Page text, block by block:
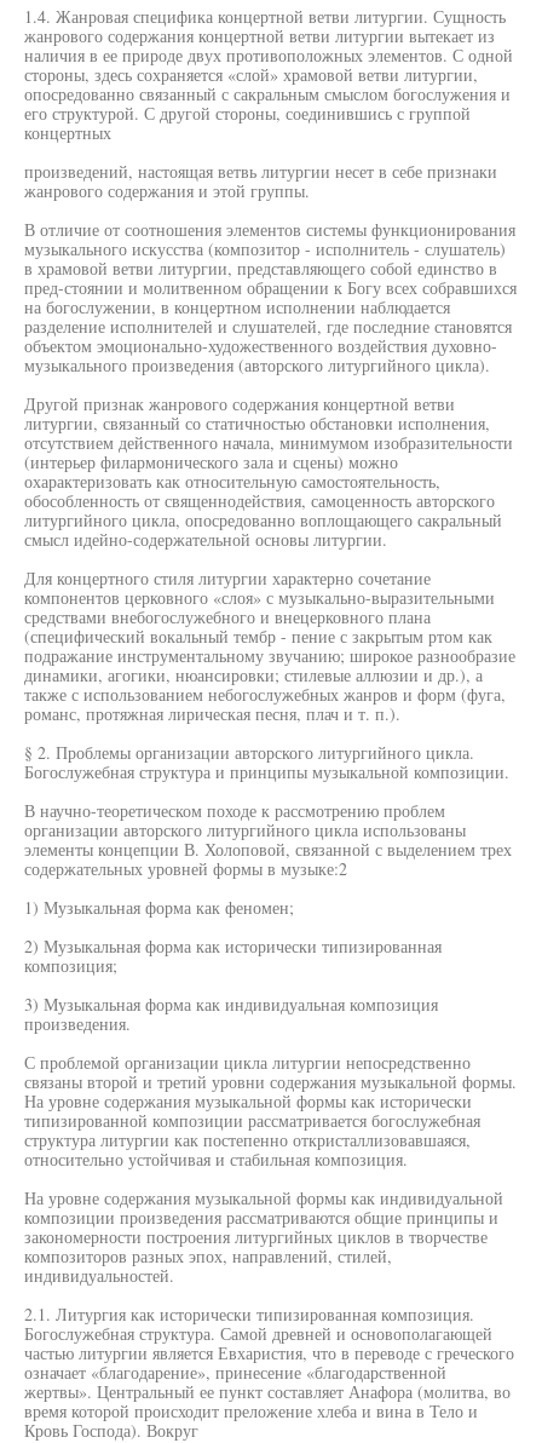
1.4. Жанровая специфика концертной ветви литургии. Сущность
жанрового содержания концертной ветви литургии вытекает из
наличия в ее природе двух противоположных элементов. С одной
стороны, здесь сохраняется «слой» храмовой ветви литургии,
опосредованно связанный с сакральным смыслом богослужения и
его структурой. С другой стороны, соединившись с группой
концертных
произведений, настоящая ветвь литургии несет в себе признаки
жанрового содержания и этой группы.
В отличие от соотношения элементов системы функционирования
музыкального искусства (композитор - исполнитель - слушатель)
в храмовой ветви литургии, представляющего собой единство в
пред-стоянии и молитвенном обращении к Богу всех собравшихся
на богослужении, в концертном исполнении наблюдается
разделение исполнителей и слушателей, где последние становятся
объектом эмоционально-художественного воздействия духовно-
музыкального произведения (авторского литургийного цикла).
Другой признак жанрового содержания концертной ветви
литургии, связанный со статичностью обстановки исполнения,
отсутствием действенного начала, минимумом изобразительности
(интерьер филармонического зала и сцены) можно
охарактеризовать как относительную самостоятельность,
обособленность от священнодействия, самоценность авторского
литургийного цикла, опосредованно воплощающего сакральный
смысл идейно-содержательной основы литургии.
Для концертного стиля литургии характерно сочетание
компонентов церковного «слоя» с музыкально-выразительными
средствами внебогослужебного и внецерковного плана
(специфический вокальный тембр - пение с закрытым ртом как
подражание инструментальному звучанию; широкое разнообразие
динамики, агогики, нюансировки; стилевые аллюзии и др.), а
также с использованием небогослужебных жанров и форм (фуга,
романс, протяжная лирическая песня, плач и т. п.).
§ 2. Проблемы организации авторского литургийного цикла.
Богослужебная структура и принципы музыкальной композиции.
В научно-теоретическом походе к рассмотрению проблем
организации авторского литургийного цикла использованы
элементы концепции В. Холоповой, связанной с выделением трех
содержательных уровней формы в музыке:2
1) Музыкальная форма как феномен;
2) Музыкальная форма как исторически типизированная
композиция;
3) Музыкальная форма как индивидуальная композиция
произведения.
С проблемой организации цикла литургии непосредственно
связаны второй и третий уровни содержания музыкальной формы.
На уровне содержания музыкальной формы как исторически
типизированной композиции рассматривается богослужебная
структура литургии как постепенно откристаллизовавшаяся,
относительно устойчивая и стабильная композиция.
На уровне содержания музыкальной формы как индивидуальной
композиции произведения рассматриваются общие принципы и
закономерности построения литургийных циклов в творчестве
композиторов разных эпох, направлений, стилей,
индивидуальностей.
2.1. Литургия как исторически типизированная композиция.
Богослужебная структура. Самой древней и основополагающей
частью литургии является Евхаристия, что в переводе с греческого
означает «благодарение», принесение «благодарственной
жертвы». Центральный ее пункт составляет Анафора (молитва, во
время которой происходит преложение хлеба и вина в Тело и
Кровь Господа). Вокруг